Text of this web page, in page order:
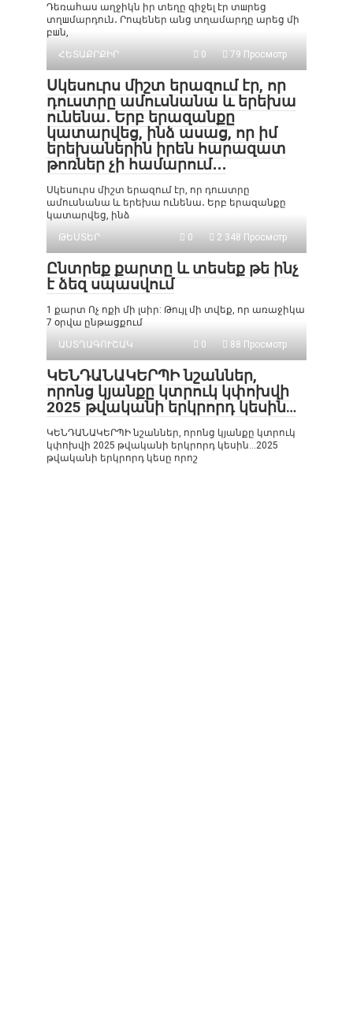
Դեռահաս աղջիկն իր տեղը զիջել էր տшրեց
տղшմարդուն․ Րոպեներ անց տղամարդը արեց մի
բшն,
ՀԵՏԱՔՐՔԻՐ
0 79 Просмотр
Սկեսուրս միշտ երազում էր, որ
դուստրը ամուսնանա և երեխա
ունենա․ Երբ երազանքը
կատարվեց, ինձ ասաց, որ իմ
երեխաներին իրեն հարազատ
թոռներ չի համարում․․․
Սկեսուրս միշտ երազում էր, որ դուստրը
ամուսնանա և երեխա ունենա․ Երբ երազանքը
կատարվեց, ինձ
ԹԵՍՏԵՐ
0 2 348 Просмотр
Ընտրեք քարտը և տեսեք թե ինչ
է ձեզ սպասվում
1 քարտ Ոչ ոքի մի լսիր: Թույլ մի տվեք, որ առաջիկա
7 օրվա ընթացքում
ԱՍՏՂԱԳՈՒՇԱԿ
0 88 Просмотр
ԿԵՆԴԱՆԱԿԵՐՊԻ նշաններ,
որոնց կյանքը կտրուկ կփոխվի
2025 թվականի երկրորդ կեսին…
ԿԵՆԴԱՆԱԿԵՐՊԻ նշաններ, որոնց կյանքը կտրուկ
կփոխվի 2025 թվականի երկրորդ կեսին…2025
թվականի երկրորդ կեսը որոշ